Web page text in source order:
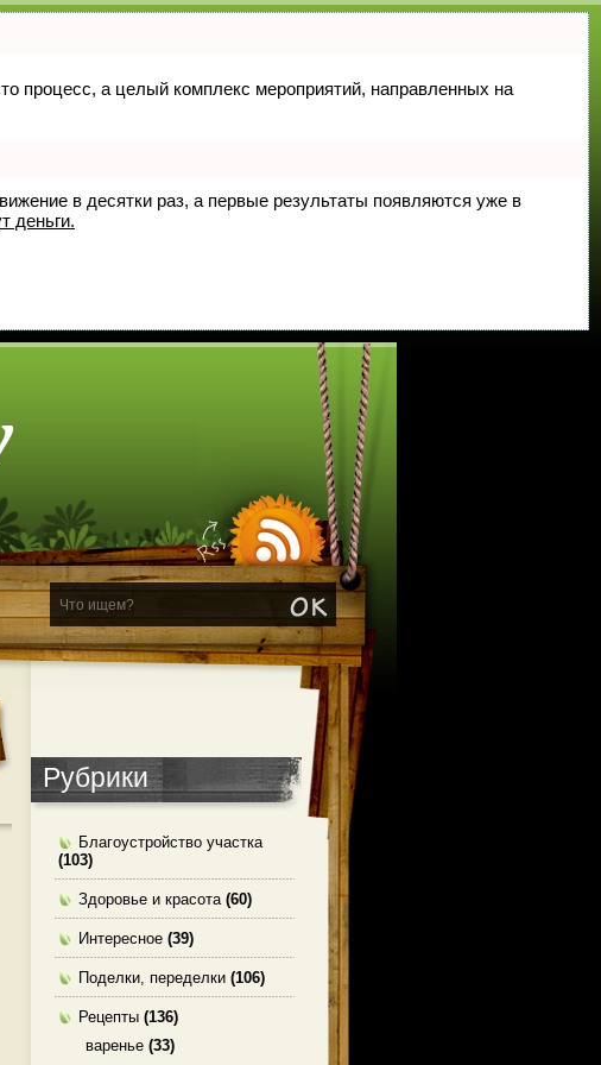
процесс, а целый комплекс мероприятий, направленных на
в десятки раз, а первые результаты появляются уже в
деньги.
Рубрики
Благоустройство участка
(103)
Здоровье и красота(60)
Интересное (39)
Поделки, переделки (106)
Рецепты (136)
варенье (33)